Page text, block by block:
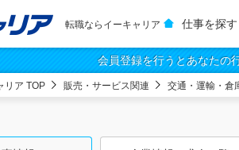
転職ならイーキャリア 仕事を探す
会員登録を行うとあなたの
リア TOP 販売・サービス関連 交通・運輸・倉